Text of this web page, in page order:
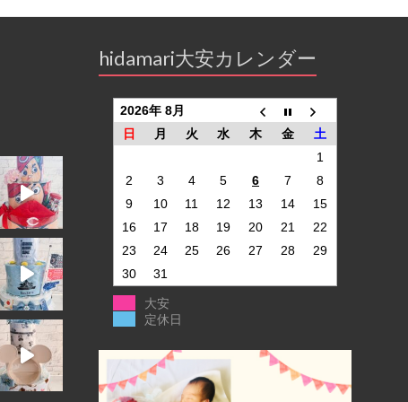
hidamari大安カレンダー
2026年 8月
日
月 火 水 木 金
土
1
2
3 4 5 6 7
8
9
10 11 12 13 14
15
16
17 18 19 20 21
22
23
24 25 26 27 28
29
30
31
大安
定休日